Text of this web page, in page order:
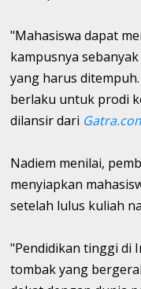
"Mahasiswa dapat
kampusnya
yang harus
berlaku untuk prodi
dilansir dari
Nadiem menilai,
menyiapkan
setelah lulus kuliah
"Pendidikan tinggi di
tombak yang